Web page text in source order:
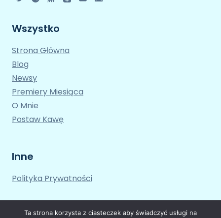
Wszystko
Strona Główna
Blog
Newsy
Premiery Miesiąca
O Mnie
Postaw Kawę
Inne
Polityka Prywatności
Ta strona korzysta z ciasteczek aby świadczyć usługi na